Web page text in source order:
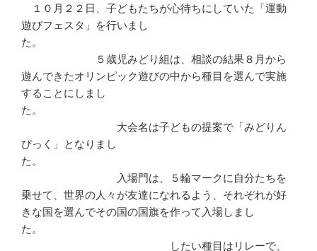
１０月２２日、子どもたちが心待ちにしていた「運動
遊びフェスタ」を行いまし
た。
５歳児みどり組は、相談の結果８月から
遊んできたオリンピック遊びの中から種目を選んで実施
することにしまし
た。
大会名は子どもの提案で「みどりん
ぴっく」となりまし
た。
入場門は、５輪マークに自分たちを
乗せて、世界の人々が友達になれるよう、それぞれが好
きな国を選んでその国の国旗を作って入場しまし
た。
したい種目はリレーで、